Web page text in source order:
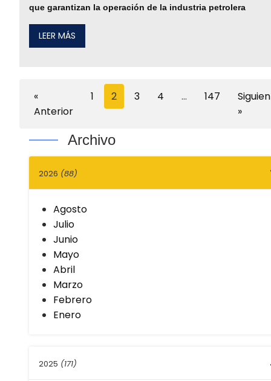
que garantizan la operación de la industria petrolera
LEER MÁS
«
Anterior
1 2 3 4 … 147
»
Archivo
2026 (88)
Agosto
Julio
Junio
Mayo
Abril
Marzo
Febrero
Enero
2025 (171)